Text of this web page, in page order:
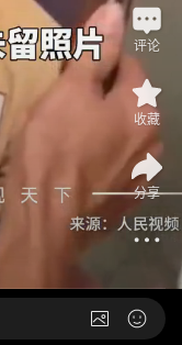
评论
收藏
分享